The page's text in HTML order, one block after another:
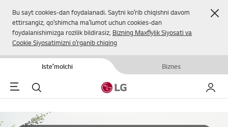
Bu sayt cookies-dan foydalanadi. Saytni koʻrib chiqishni davom
ettirsangiz, qoʻshimcha maʼlumot uchun cookies-dan
foydalanishimizga rozilik bildirasiz, Bizning Maxfiylik Siyosati va
Cookie Siyosatimizni oʻrganib chiqing
Isteʼmolchi Biznes
Menu Qidirish